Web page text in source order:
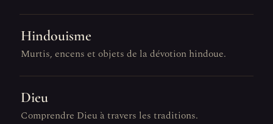
Hindouisme
Murtis, encens et objets de la dévotion hindoue.
Dieu
Comprendre Dieu à travers les traditions.